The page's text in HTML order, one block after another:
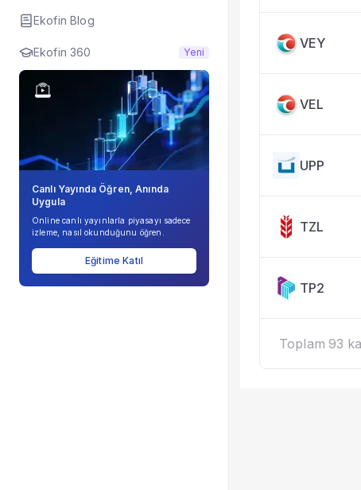
Ekofin Blog
Ekofin 360 Yeni
Canlı Yayında Öğren, Anında
Uygula
Online canlı yayınlarla piyasayı sadece
izleme, nasıl okunduğunu öğren.
Eğitime Katıl
VEY
VEL
UPP
TZL
TP2
Toplam 93